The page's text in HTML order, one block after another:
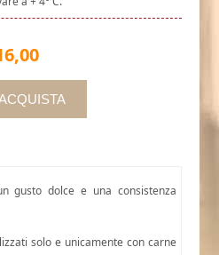
gusto dolce e una consistenza
solo e unicamente con carne